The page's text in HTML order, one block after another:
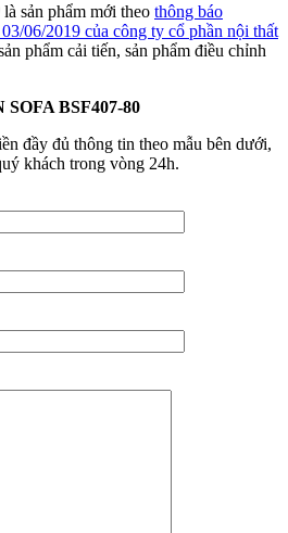
là sản phẩm mới theo thông báo
06/2019 của công ty cổ phần nội thất
phẩm cải tiến, sản phẩm điều chỉnh
SOFA BSF407-80
đầy đủ thông tin theo mẫu bên dưới,
khách trong vòng 24h.